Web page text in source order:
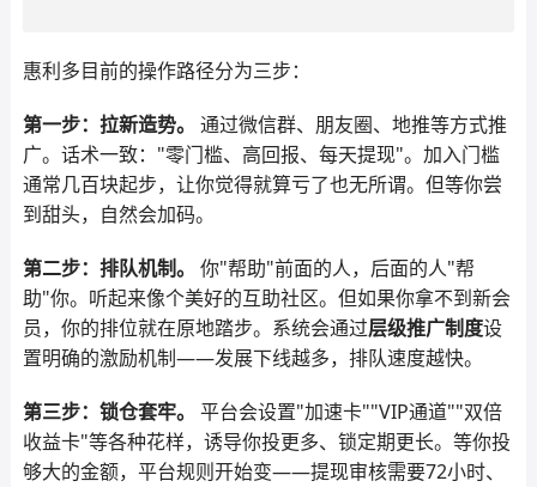
惠利多目前的操作路径分为三步：
第一步：拉新造势。 通过微信群、朋友圈、地推等方式推
广。话术一致："零门槛、高回报、每天提现"。加入门槛
通常几百块起步，让你觉得就算亏了也无所谓。但等你尝
到甜头，自然会加码。
第二步：排队机制。 你"帮助"前面的人，后面的人"帮
助"你。听起来像个美好的互助社区。但如果你拿不到新会
员，你的排位就在原地踏步。系统会通过层级推广制度设
置明确的激励机制——发展下线越多，排队速度越快。
第三步：锁仓套牢。 平台会设置"加速卡""VIP通道""双倍
收益卡"等各种花样，诱导你投更多、锁定期更长。等你投
够大的金额，平台规则开始变——提现审核需要72小时、